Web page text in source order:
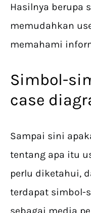
Hasilnya berupa
memudahkan
memahami
Simbol-
case
Sampai sini
tentang apa itu
perlu diketahui,
terdapat simbol-